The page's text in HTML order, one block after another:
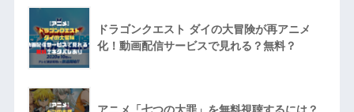
ドラゴンクエスト ダイの大冒険が再アニメ
化！動画配信サービスで見れる？無料？